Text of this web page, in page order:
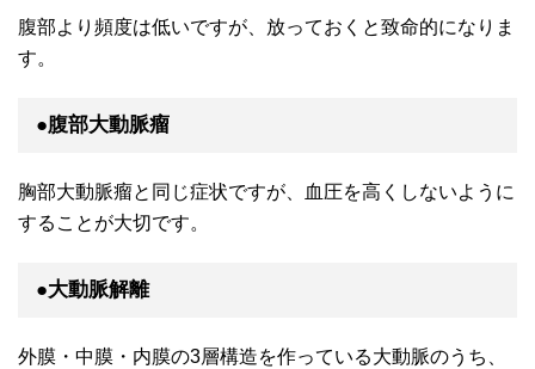
腹部より頻度は低いですが、放っておくと致命的になりま
す。
●腹部大動脈瘤
胸部大動脈瘤と同じ症状ですが、血圧を高くしないように
することが大切です。
●大動脈解離
外膜・中膜・内膜の3層構造を作っている大動脈のうち、